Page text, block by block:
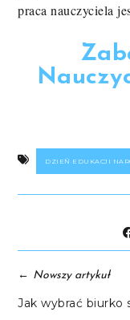
praca nauczyciela
DZIEŃ EDUKACJI
← Nowszy artykuł
Jak wybrać biurko